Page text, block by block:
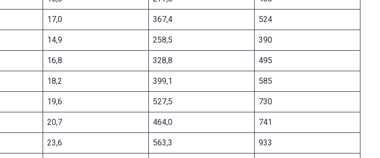
17,0 367,4 524
14,9 258,5 390
16,8 328,8 495
18,2 399,1 585
19,6 527,5 730
20,7 464,0 741
23,6 563,3 933